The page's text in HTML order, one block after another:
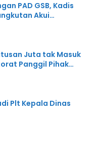
PAD GSB, Kadis
Akui
Mengembalikan
Juta tak Masuk
Panggil Pihak
Plt Kepala Dinas